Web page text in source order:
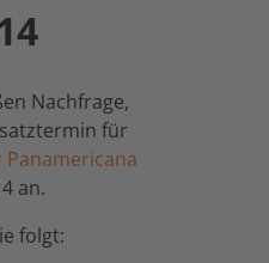
Nachfrage,
für
Panamericana
an.
folgt: